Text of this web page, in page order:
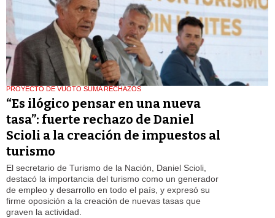
PROYECTO DE VUOTO SUMA RECHAZOS
“Es ilógico pensar en una nueva
tasa”: fuerte rechazo de Daniel
Scioli a la creación de impuestos al
turismo
El secretario de Turismo de la Nación, Daniel Scioli,
destacó la importancia del turismo como un generador
de empleo y desarrollo en todo el país, y expresó su
firme oposición a la creación de nuevas tasas que
graven la actividad.